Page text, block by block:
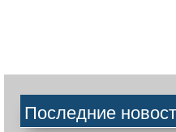
Последние